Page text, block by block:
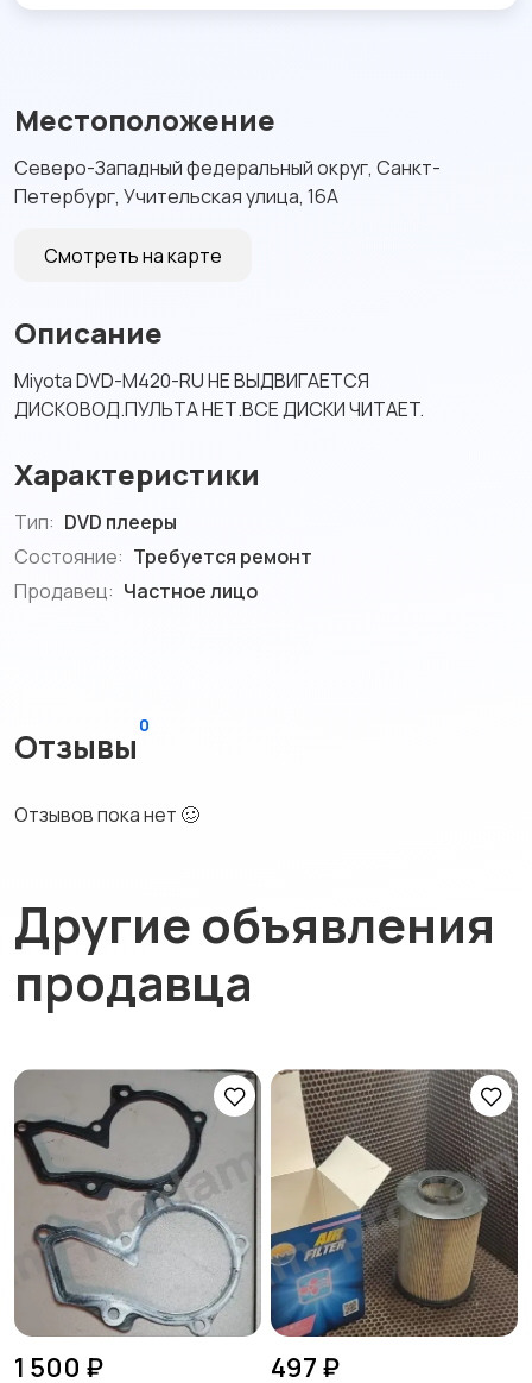
Местоположение
Северо-Западный федеральный округ, Санкт-
Петербург, Учительская улица, 16А
Смотреть на карте
Описание
Miyota DVD-М420-RU НЕ ВЫДВИГAETCЯ
ДИСKОBOД.ПУЛЬTA HЕТ.ВСЕ ДИCKИ ЧИТАET.
Характеристики
Тип: DVD плееры
Состояние: Требуется ремонт
Продавец: Частное лицо
Отзывы
0
Отзывов пока нет 🥴
Другие объявления
продавца
1 500 ₽ 497 ₽